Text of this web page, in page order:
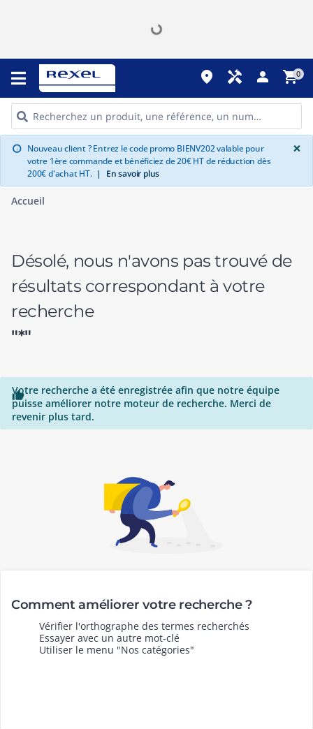
place handyman person shopping_cart0
info Nouveau client ? Entrez le code promo BIENV202 valable pour
votre 1ère commande et bénéficiez de 20€ HT de réduction dès
200€ d'achat HT. | En savoir plus
×
Accueil
Désolé, nous n'avons pas trouvé de
résultats correspondant à votre
recherche
"*"

Votre recherche a été enregistrée afin que notre équipe
puisse améliorer notre moteur de recherche. Merci de
revenir plus tard.
Comment améliorer votre recherche ?
Vérifier l'orthographe des termes recherchés
Essayer avec un autre mot-clé
Utiliser le menu "Nos catégories"